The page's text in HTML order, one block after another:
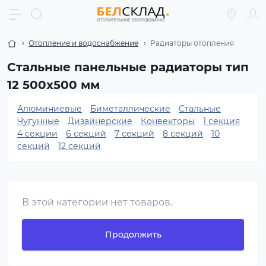
Отопление и водоснабжение Радиаторы отопления
Стальные панельные радиаторы тип
12 500x500 мм
Алюминиевые Биметаллические
Стальные
Чугунные
Дизайнерские Конвекторы
1 секция
4 секции
6 секций 7 секций 8 секций
10
секций
12 секций
В этой категории нет товаров.
Продолжить